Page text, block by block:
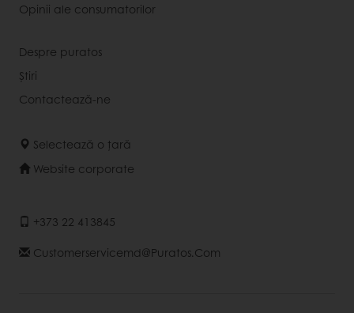
Opinii ale consumatorilor
Despre puratos
Știri
Contactează-ne
Selectează o țară
Website corporate
+373 22 413845
Customerservicemd@puratos.com